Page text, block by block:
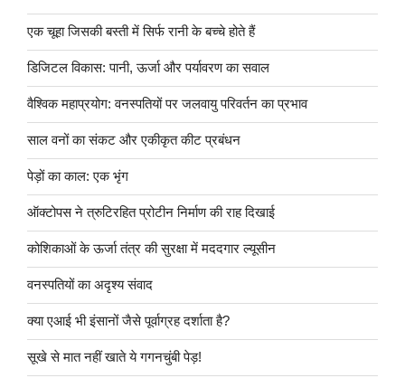
एक चूहा जिसकी बस्ती में सिर्फ रानी के बच्चे होते हैं
डिजिटल विकास: पानी, ऊर्जा और पर्यावरण का सवाल
वैश्विक महाप्रयोग: वनस्पतियों पर जलवायु परिवर्तन का प्रभाव
साल वनों का संकट और एकीकृत कीट प्रबंधन
पेड़ों का काल: एक भृंग
ऑक्टोपस ने त्रुटिरहित प्रोटीन निर्माण की राह दिखाई
कोशिकाओं के ऊर्जा तंत्र की सुरक्षा में मददगार ल्यूसीन
वनस्पतियों का अदृश्य संवाद
क्या एआई भी इंसानों जैसे पूर्वाग्रह दर्शाता है?
सूखे से मात नहीं खाते ये गगनचुंबी पेड़!